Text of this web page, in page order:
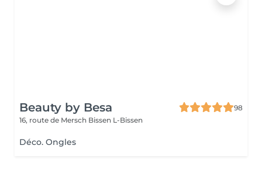
Beauty by Besa
98
16, route de Mersch Bissen L-Bissen
Déco. Ongles